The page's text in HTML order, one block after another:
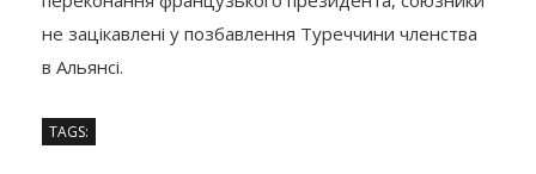
не зацікавлені у позбавлення Туреччини членства
в Альянсі.
TAGS: